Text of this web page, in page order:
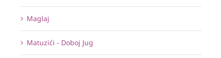
Maglaj
Matuzići - Doboj Jug